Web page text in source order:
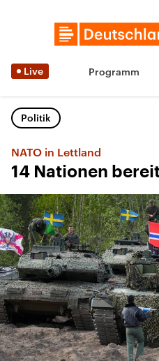
Live Programm
Politik
NATO in Lettland
14 Nationen